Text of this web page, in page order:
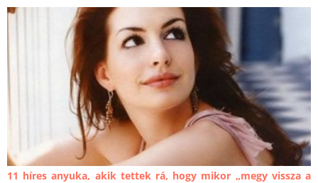
11 híres anyuka, akik tettek rá, hogy mikor „megy vissza a